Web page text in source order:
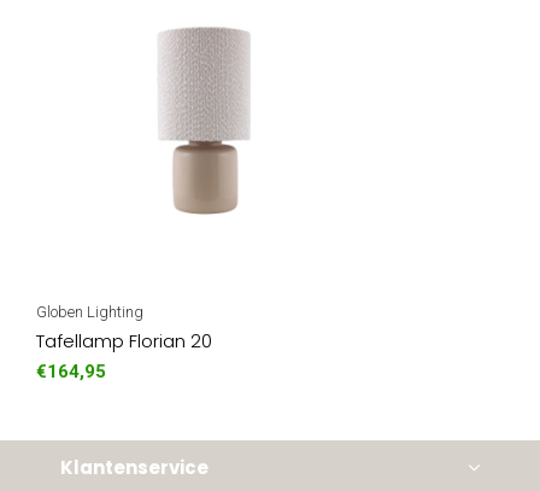
Globen Lighting
Tafellamp Florian 20
€164,95
Klantenservice